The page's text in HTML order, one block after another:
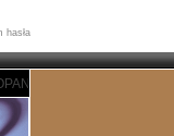
hasła
ZAKOPIASKI -